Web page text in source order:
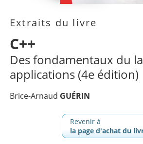
Extraits du livre
C++
Des fondamentaux du
applications (4e édition)
Brice-Arnaud GUÉRIN
Revenir à
la page d'achat du